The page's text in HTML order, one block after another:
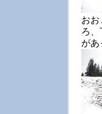
お
ろ
があ